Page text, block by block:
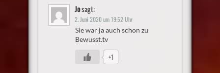
Josagt:
2. Juni 2020 um 19:52 Uhr
Sie war ja auch schon zu
Bewusst.tv
+1